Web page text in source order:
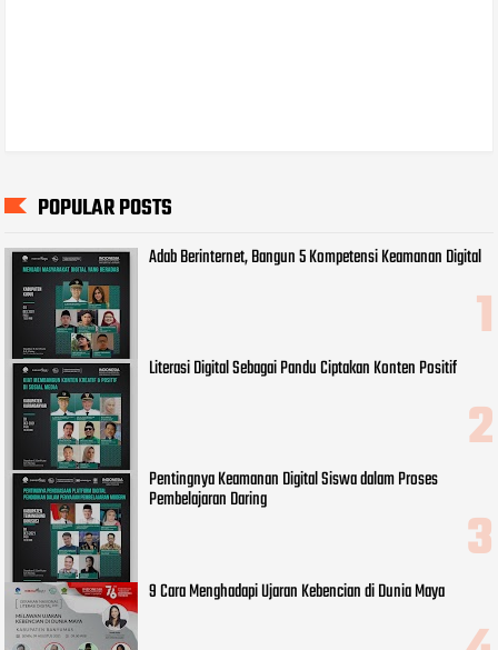
POPULAR POSTS
Adab Berinternet, Bangun 5 Kompetensi Keamanan Digital
Literasi Digital Sebagai Pandu Ciptakan Konten Positif
Pentingnya Keamanan Digital Siswa dalam Proses
Pembelajaran Daring
9 Cara Menghadapi Ujaran Kebencian di Dunia Maya